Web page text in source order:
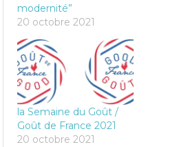
modernité”
20 octobre 2021
la Semaine du Goût /
Goût de France 2021
20 octobre 2021